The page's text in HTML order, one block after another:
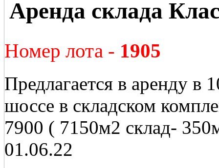
Аренда склада
Номер лота - 1905
Предлагается в аренду
шоссе в складском
7900 ( 7150м2 склад-
01.06.22